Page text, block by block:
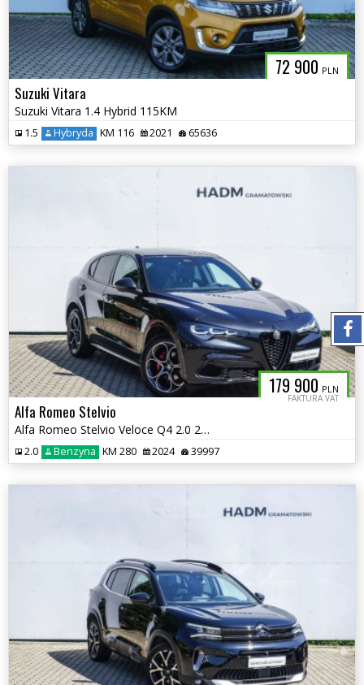
72 900 PLN
Suzuki Vitara
Suzuki Vitara 1.4 Hybrid 115KM
1.5 Hybryda KM 116 2021 65636
179 900 PLN
FAKTURA VAT
Alfa Romeo Stelvio
Alfa Romeo Stelvio Veloce Q4 2.0 280KM
2.0 Benzyna KM 280 2024 39997